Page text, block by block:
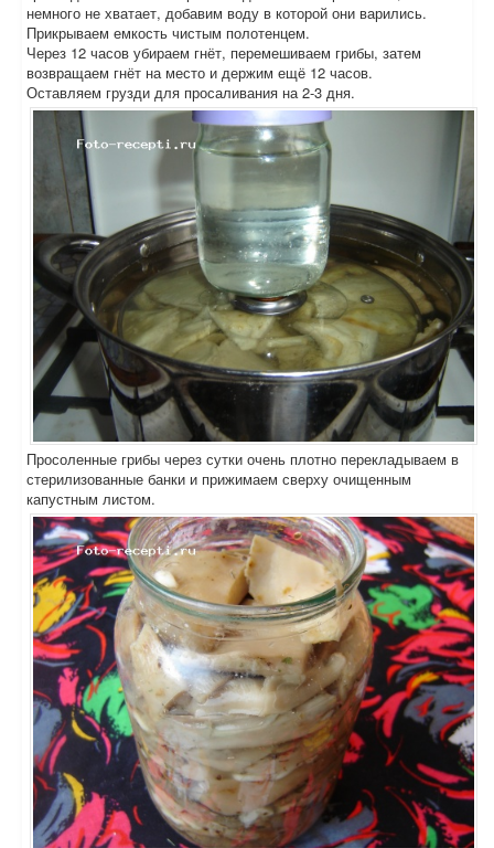
немного не хватает, добавим воду в которой они варились.
Прикрываем емкость чистым полотенцем.
Через 12 часов убираем гнёт, перемешиваем грибы, затем
возвращаем гнёт на место и держим ещё 12 часов.
Оставляем грузди для просаливания на 2-3 дня.
Просоленные грибы через сутки очень плотно перекладываем в
стерилизованные банки и прижимаем сверху очищенным
капустным листом.